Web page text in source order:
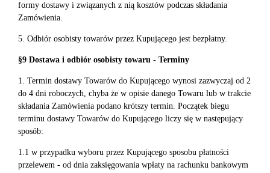
formy dostawy i związanych z nią kosztów podczas składania
Zamówienia.
5. Odbiór osobisty towarów przez Kupującego jest bezpłatny.
§9 Dostawa i odbiór osobisty towaru - Terminy
1. Termin dostawy Towarów do Kupującego wynosi zazwyczaj od 2
do 4 dni roboczych, chyba że w opisie danego Towaru lub w trakcie
składania Zamówienia podano krótszy termin. Początek biegu
terminu dostawy Towarów do Kupującego liczy się w następujący
sposób:
1.1 w przypadku wyboru przez Kupującego sposobu płatności
przelewem - od dnia zaksięgowania wpłaty na rachunku bankowym